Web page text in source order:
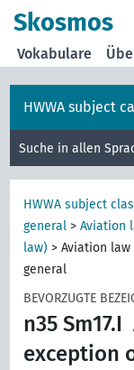
Skosmos
Vokabulare
HWWA subject
Suche in allen
HWWA subject
general >Aviation
law) >Aviation
general
BEVORZUGTE
n35 Sm17.I
exception